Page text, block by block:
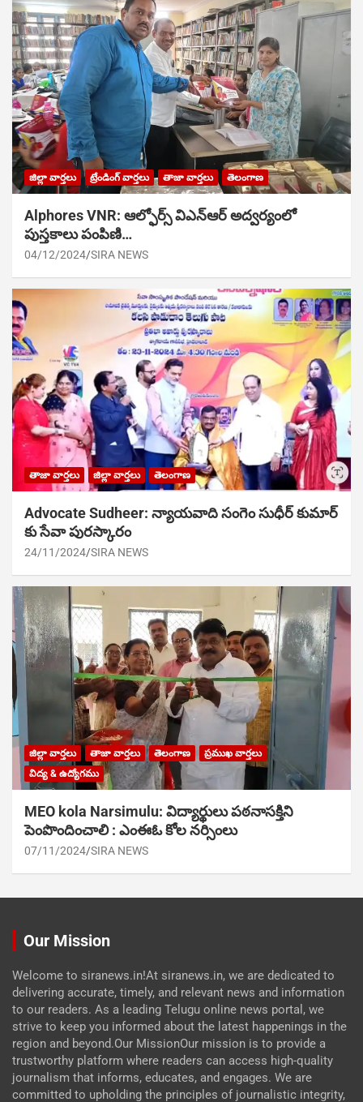
జిల్లా వార్తలు ట్రేండింగ్ వార్తలు తాజా వార్తలు తెలంగాణ
Alphores VNR: ఆల్ఫోర్స్ విఎన్ఆర్ అద్వర్యంలో
పుస్తకాలు పంపిణి…
04/12/2024 SIRA NEWS
తాజా వార్తలు జిల్లా వార్తలు తెలంగాణ
Advocate Sudheer: న్యాయవాది సంగెం సుధీర్ కుమార్
కు సేవా పురస్కారం
24/11/2024 SIRA NEWS
జిల్లా వార్తలు తాజా వార్తలు తెలంగాణ
ప్రముఖ వార్తలు
విద్య & ఉద్యోగము
MEO kola Narsimulu: విద్యార్థులు పఠ‌నాసక్తిని
పెంపొందించాలి : ఎంఈఓ కోల నర్సింలు
07/11/2024 SIRA NEWS
Our Mission
Welcome to siranews.in!At siranews.in, we are dedicated to
delivering accurate, timely, and relevant news and information
to our readers. As a leading Telugu online news portal, we
strive to keep you informed about the latest happenings in the
region and beyond.Our MissionOur mission is to provide a
trustworthy platform where readers can access high-quality
journalism that informs, educates, and engages. We are
committed to upholding the principles of journalistic integrity,